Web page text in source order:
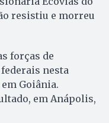
resistiu e morreu
forças de
nesta
Goiânia.
em Anápolis,